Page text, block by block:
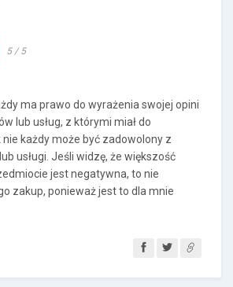
5 / 5
ma prawo do wyrażenia swojej opini
lub usług, z którymi miał do
każdy może być zadowolony z
usługi. Jeśli widzę, że większość
jest negatywna, to nie
zakup, ponieważ jest to dla mnie